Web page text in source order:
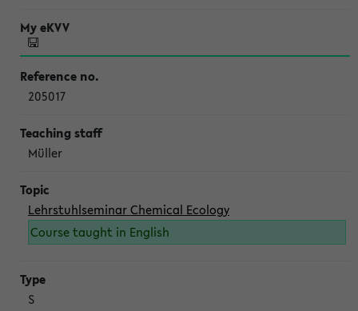
205017
Müller
Lehrstuhlseminar Chemical Ecology
Course taught in English
S